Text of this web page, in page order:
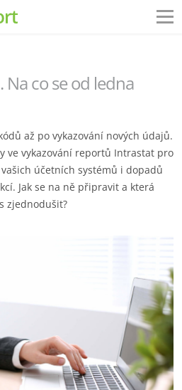
co se od ledna
až po vykazování nových údajů.
ve vykazování reportů Intrastat pro
účetních systémů i dopadů
Jak se na ně připravit a která
zjednodušit?